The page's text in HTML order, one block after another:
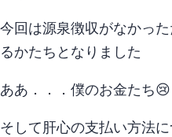
今回は源泉徴収がなかっ
るかたちとなりました
ああ．．．僕のお金たち…😢
そして肝心?の支払い方法